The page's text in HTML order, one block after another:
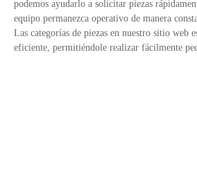
podemos ayudarlo a solicitar piezas
equipo permanezca operativo de manera
Las categorías de piezas en nuestro sitio web
eficiente, permitiéndole realizar fácilmente